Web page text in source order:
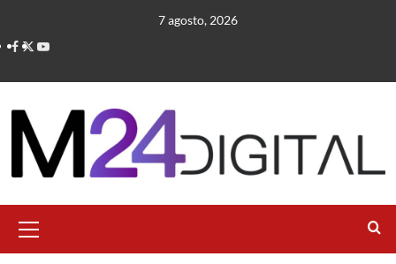
contenido
7 agosto, 2026
primario